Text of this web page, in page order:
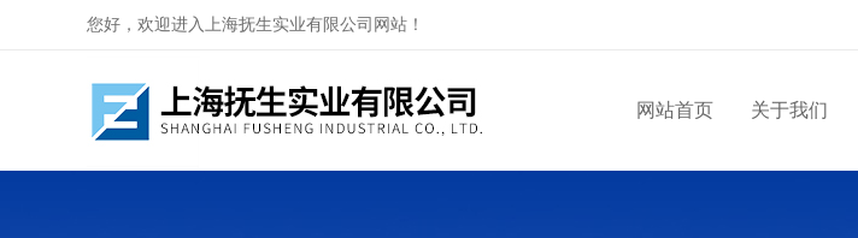
您好，欢迎进入上海抚生实业有限公司网站！
网站首页 关于我们